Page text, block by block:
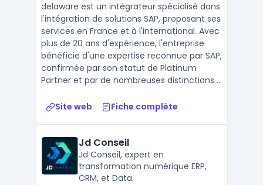
delaware est un intégrateur spécialisé dans
l'intégration de solutions SAP, proposant ses
services en France et à l'international. Avec
plus de 20 ans d'expérience, l'entreprise
bénéficie d'une expertise reconnue par SAP,
confirmée par son statut de Platinum
Partner et par de nombreuses distinctions ...
Site web Fiche complète
Jd Conseil
Jd Conseil, expert en
transformation numérique ERP,
CRM, et Data.